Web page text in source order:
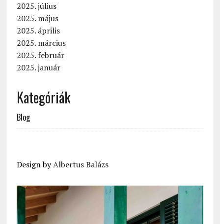
2025. július
2025. május
2025. április
2025. március
2025. február
2025. január
Kategóriák
Blog
Design byAlbertus Balázs